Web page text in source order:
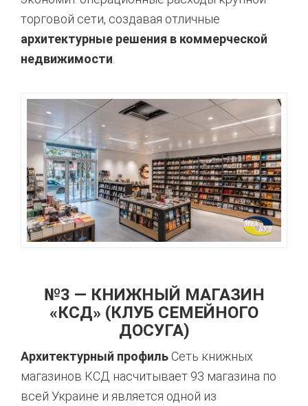
торговой сети, создавая отличные
архитектурные решения в коммерческой
недвижимости
№3 — КНИЖНЫЙ МАГАЗИН
«КСД» (КЛУБ СЕМЕЙНОГО
ДОСУГА)
Архитектурный профиль Сеть книжных
магазинов КСД насчитывает 93 магазина по
всей Украине и является одной из